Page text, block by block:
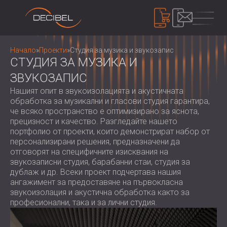
ПРОДУКТИ
ЗВУКОИЗОЛАЦИЯ
ШУМОИЗОЛАЦИЯ ЗА СТЕНИ
ШУМОИЗОЛАЦИЯ ЗА ТАВАН
ШУМОИЗОЛАЦИЯ ЗА ПОД
ВЪНШНИ И ИНТЕРИОРНИ
ЗВУКОИЗОЛАЦИОННИ ВРАТИ
АКУСТИЧНИ ПАНЕЛИ
АКУСТИЧНИ ПАНЕЛИ И ПАРАВАНИ ОТ
РЕЦИКЛИРАН ФИЛЦ
ДЪРВЕНИ ПЕРФОРИРАНИ АКУСТИЧНИ
ПАНЕЛИ
ТЕКСТИЛНИ АКУСТИЧНИ ПАНЕЛИ И
БАФЪЛИ
АКУСТИЧНИ ПАНЕЛИ ДЪРВЕНИ
ЛАМЕЛИ
КОНТРОЛ НА ШУМА
ШУМОИЗОЛИРАЩИ КАБИНИ И
БАРИЕРИ
ШУМОЗАЩИТНИ ЩОРИ, ЖАЛУЗИ И
ЗАГЛУШИТЕЛИ
ВИБРОИЗОЛАЦИЯ, ПОДЛОЖКИ И
ОКАЧВАЧИ
УСТРОЙСТВА
ШУМОМЕРИ
ЗВУКОВО МАСКИРАНЕ И ШУМОВИ
ДОЗИМЕТРИ
ЗА НАС
Начало»Проекти»Студия за музика и звукозапис
СТУДИЯ ЗА МУЗИКА И
ЗВУКОЗАПИС
Нашият опит в звукоизолацията и акустичната
обработка за музикални и гласови студия гарантира,
че всяко пространство е оптимизирано за яснота,
прецизност и качество. Разгледайте нашето
портфолио от проекти, които демонстрират набор от
персонализирани решения, предназначени да
отговорят на специфичните изисквания на
звукозаписни студия, барабанни стаи, студия за
дублаж и др. Всеки проект подчертава нашия
ангажимент за предоставяне на първокласна
звукоизолация и акустична обработка както за
професионални, така и за лични студия.